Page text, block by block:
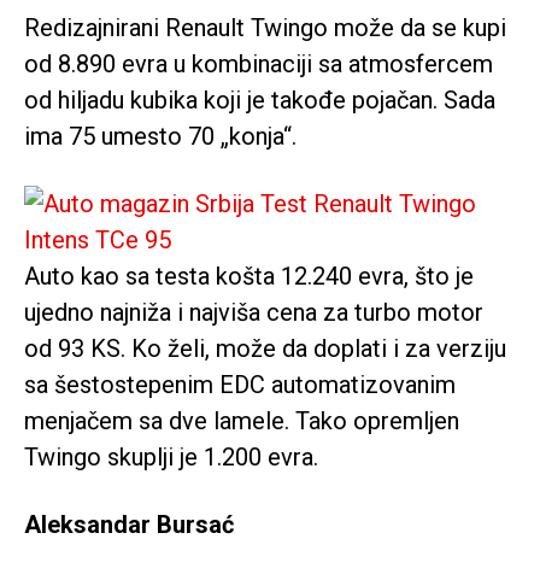
Redizajnirani Renault Twingo može da se kupi
od 8.890 evra u kombinaciji sa atmosfercem
od hiljadu kubika koji je takođe pojačan. Sada
ima 75 umesto 70 „konja“.
Auto kao sa testa košta 12.240 evra, što je
ujedno najniža i najviša cena za turbo motor
od 93 KS. Ko želi, može da doplati i za verziju
sa šestostepenim EDC automatizovanim
menjačem sa dve lamele. Tako opremljen
Twingo skuplji je 1.200 evra.
Aleksandar Bursać